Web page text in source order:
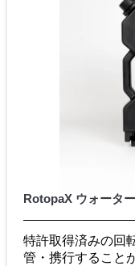
RotopaX ウォータ
特許取得済みの回
管・携行すること